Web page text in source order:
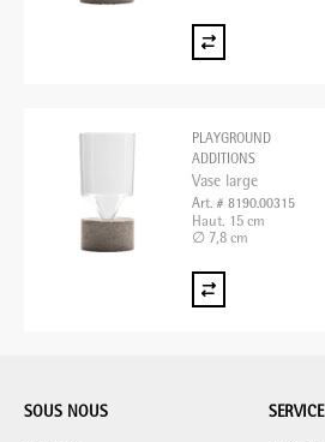
PLAYGROUND
ADDITIONS
Vase large
Art. # 8190.00315
Haut. 15 cm
∅ 7,8 cm
SOUS NOUS SERVICE